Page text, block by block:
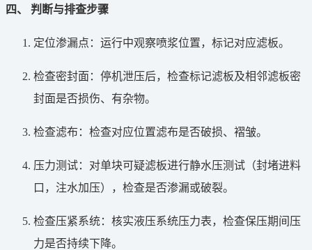
四、 判断与排查步骤
定位渗漏点：运行中观察喷浆位置，标记对应滤板。
检查密封面：停机泄压后，检查标记滤板及相邻滤板密
封面是否损伤、有杂物。
检查滤布：检查对应位置滤布是否破损、褶皱。
压力测试：对单块可疑滤板进行静水压测试（封堵进料
口，注水加压），检查是否渗漏或破裂。
检查压紧系统：核实液压系统压力表，检查保压期间压
力是否持续下降。